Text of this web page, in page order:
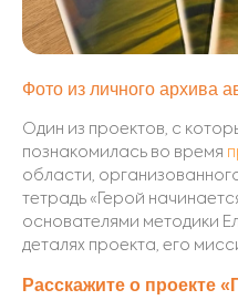
Фото из личного архива
Один из проектов, с
познакомилась во время
области,
тетрадь «Герой
основателями методики
деталях проекта, его
Расскажите о проекте